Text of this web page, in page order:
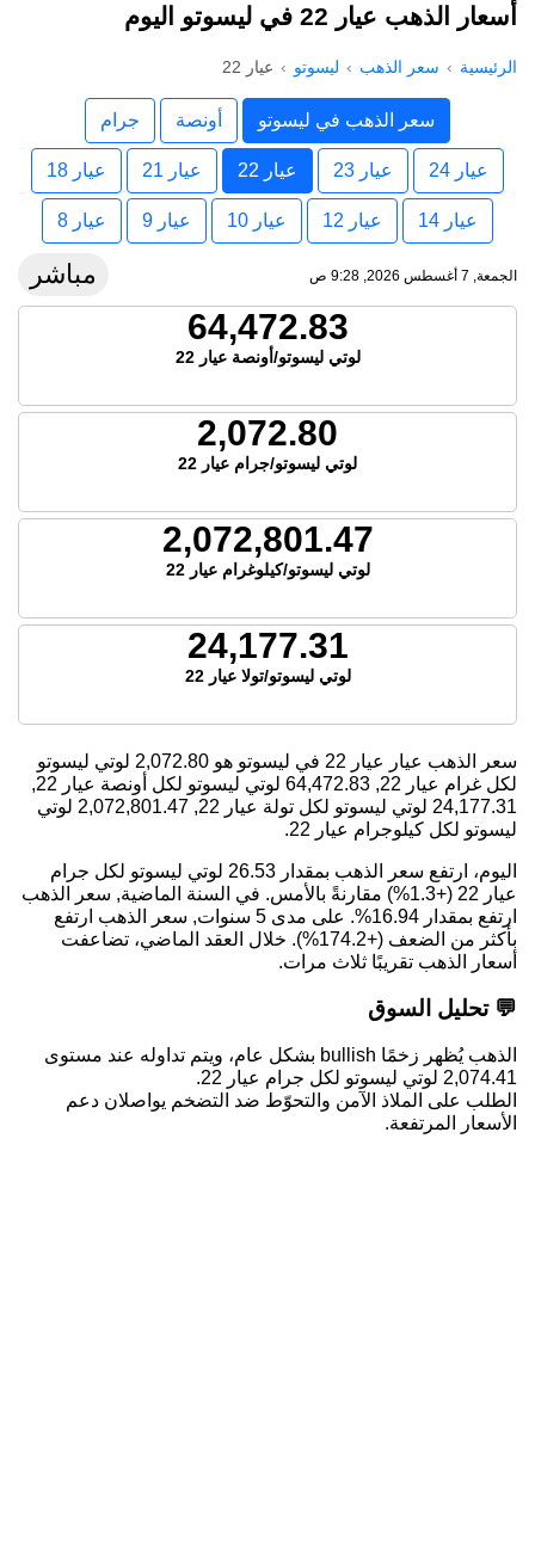
أسعار الذهب عيار 22 في ليسوتو اليوم
الرئيسية سعر الذهب ليسوتو عيار 22
سعر الذهب في ليسوتو أونصة جرام
عيار 24 عيار 23 عيار 22 عيار 21 عيار 18
عيار 14 عيار 12 عيار 10 عيار 9 عيار 8
الجمعة, 7 أغسطس 2026, 9:28 ص مباشر
64,472.83
لوتي ليسوتو/أونصة عيار 22
2,072.80
لوتي ليسوتو/جرام عيار 22
2,072,801.47
لوتي ليسوتو/كيلوغرام عيار 22
24,177.31
لوتي ليسوتو/تولا عيار 22
سعر الذهب عيار عيار 22 في ليسوتو هو 2,072.80 لوتي ليسوتو
لكل غرام عيار 22,
64,472.83 لوتي ليسوتو لكل أونصة عيار 22,
24,177.31 لوتي ليسوتو لكل تولة عيار 22, 2,072,801.47 لوتي
ليسوتو لكل كيلوجرام عيار 22.
اليوم، ارتفع سعر الذهب بمقدار 26.53 لوتي ليسوتو لكل جرام
عيار 22 (+1.3%) مقارنةً بالأمس. في السنة الماضية, سعر الذهب
ارتفع بمقدار 16.94%. على مدى 5 سنوات, سعر الذهب ارتفع
بأكثر من الضعف (+174.2%). خلال العقد الماضي، تضاعفت
أسعار الذهب تقريبًا ثلاث مرات.
💬 تحليل السوق
الذهب يُظهر زخمًا bullish بشكل عام، ويتم تداوله عند مستوى
2,074.41 لوتي ليسوتو لكل جرام عيار 22.
الطلب على الملاذ الآمن والتحوّط ضد التضخم يواصلان دعم
الأسعار المرتفعة.